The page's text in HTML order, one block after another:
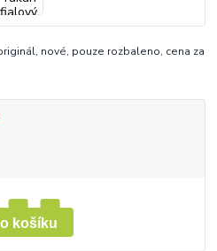
nové, pouze rozbaleno, cena za
košíku